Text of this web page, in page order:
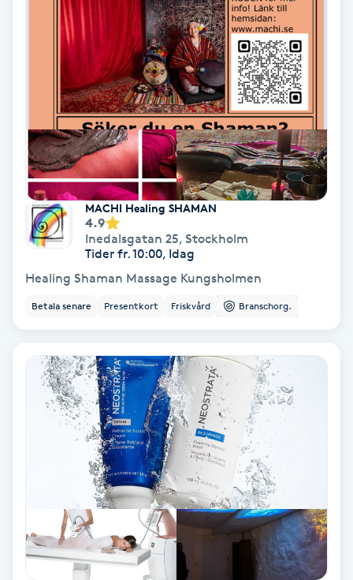
Diamantslipning
Enzympeeling
Extensions
Extensions borttagning
Eyeliner-tatuering
Face framing
Fet hårbotten
Fettreducering
Fotmassage
MACHI Healing SHAMAN
4.9
Inedalsgatan 25, Stockholm
Tider fr. 10:00, Idag
Healing Shaman Massage Kungsholmen
Betala senare Presentkort Friskvård Branschorg.